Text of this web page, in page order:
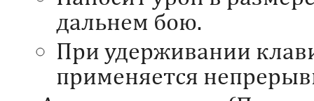
дальнем бою.
При удерживании
применяется